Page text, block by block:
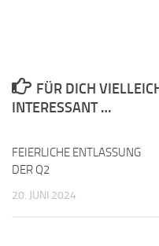
FÜR DICH
INTERESSANT …
FEIERLICHE ENTLASSUNG
DER Q2
20. JUNI 2024